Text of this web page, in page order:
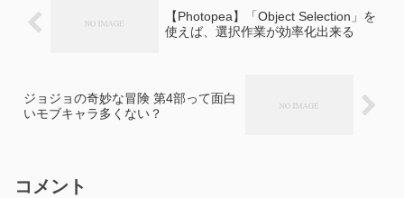
【Photopea】「Object Selection」を
使えば、選択作業が効率化出来る
ジョジョの奇妙な冒険 第4部って面白
いモブキャラ多くない？
コメント